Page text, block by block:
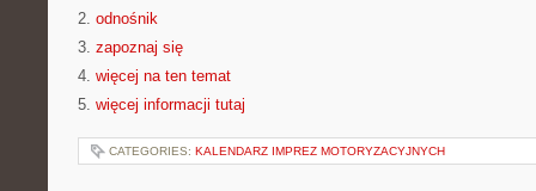
2. odnośnik
3. zapoznaj się
4. więcej na ten temat
5. więcej informacji tutaj
CATEGORIES: KALENDARZ IMPREZ MOTORYZACYJNYCH